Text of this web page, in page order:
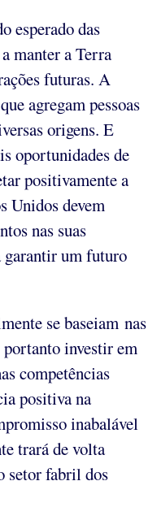
esperado das
manter a Terra
futuras. A
agregam pessoas
origens. E
oportunidades de
positivamente a
Unidos devem
nas suas
garantir um futuro
se baseiam nas
investir em
competências
positiva na
inabalável
trará de volta
setor fabril dos